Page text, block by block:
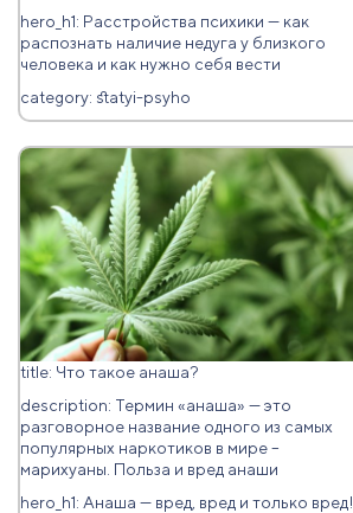
hero_h1: Расстройства психики — как
распознать наличие недуга у близкого
человека и как нужно себя вести
category: statyi-psyho
title: Что такое анаша?
description: Термин «анаша» — это
разговорное название одного из самых
популярных наркотиков в мире –
марихуаны. Польза и вред анаши
hero_h1: Анаша — вред, вред и только вред!